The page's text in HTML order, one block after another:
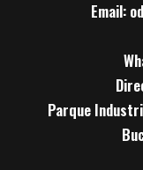
Email:
Parque